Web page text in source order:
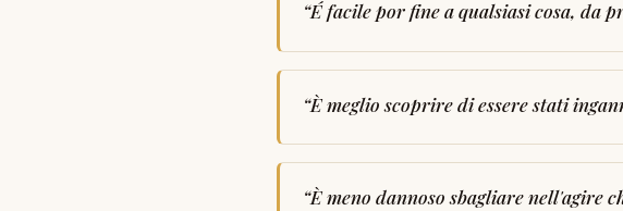
“É facile por fine a qualsiasi cosa, da
“È meglio scoprire di essere stati
“È meno dannoso sbagliare nell'agire